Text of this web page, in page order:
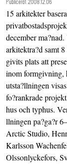
15 arkitekter
december
arkitektra?d samt
givits plats att
inom formgivning,
utsta?llningen
fo?rankrade
hus och typhus.
llningen pa?ga?r
Arctic Studio,
Karlsson
Olssonlyckefors,